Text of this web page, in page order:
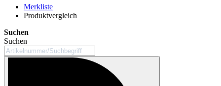
Merkliste
Produktvergleich
Suchen
Suchen